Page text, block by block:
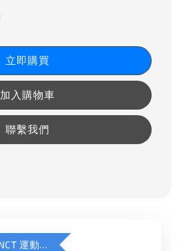
立即購買
加入購物車
聯繫我們
【加購優惠】INXTINCT 運動款鞋墊